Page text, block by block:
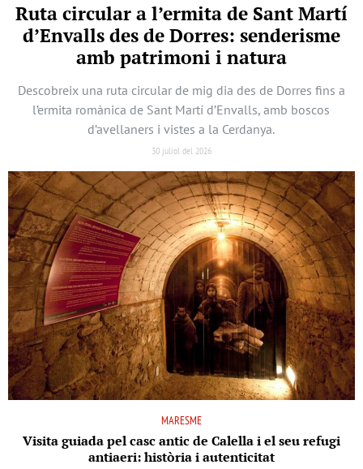
Ruta circular a l’ermita de Sant Martí
d’Envalls des de Dorres: senderisme
amb patrimoni i natura
Descobreix una ruta circular de mig dia des de Dorres fins a
l’ermita romànica de Sant Martí d’Envalls, amb boscos
d’avellaners i vistes a la Cerdanya.
30 juliol del 2026
MARESME
Visita guiada pel casc antic de Calella i el seu refugi
antiaeri: història i autenticitat